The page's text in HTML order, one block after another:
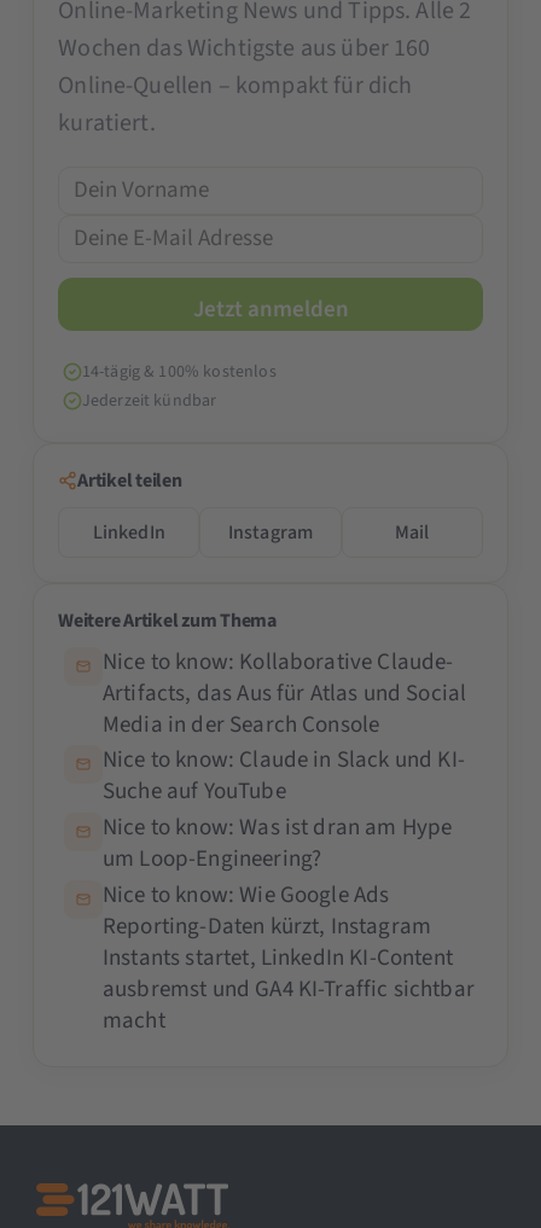
Online-Marketing News und Tipps. Alle 2
Wochen das Wichtigste aus über 160
Online-Quellen – kompakt für dich
kuratiert.
14-tägig & 100% kostenlos
Jederzeit kündbar
Artikel teilen
LinkedIn
Instagram Mail
Weitere Artikel zum Thema
Nice to know: Kollaborative Claude-
Artifacts, das Aus für Atlas und Social
Media in der Search Console
Nice to know: Claude in Slack und KI-
Suche auf YouTube
Nice to know: Was ist dran am Hype
um Loop-Engineering?
Nice to know: Wie Google Ads
Reporting-Daten kürzt, Instagram
Instants startet, LinkedIn KI-Content
ausbremst und GA4 KI-Traffic sichtbar
macht